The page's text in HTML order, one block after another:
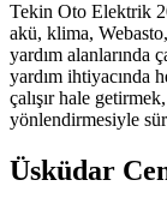
Tekin Oto Elektrik
akü, klima,
yardım alanlarında
yardım ihtiyacında
çalışır hale
yönlendirmesiyle
Üsküdar